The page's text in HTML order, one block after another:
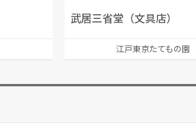
武居三省堂（文具店）
江戸東京たてもの園